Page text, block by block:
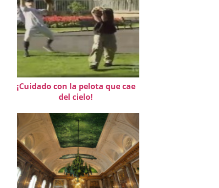
¡Cuidado con la pelota que cae
del cielo!